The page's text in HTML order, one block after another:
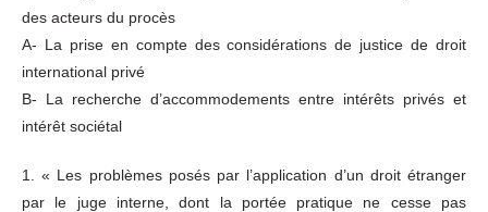
des acteurs du procès
A- La prise en compte des considérations de justice de droit
international privé
B- La recherche d’accommodements entre intérêts privés et
intérêt sociétal
1. « Les problèmes posés par l’application d’un droit étranger
par le juge interne, dont la portée pratique ne cesse pas